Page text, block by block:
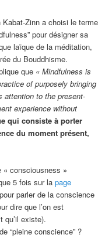
Kabat-Zinn a choisi le terme
pour désigner sa
laïque de la méditation,
du Bouddhisme.
que « Mindfulness is
of purposely bringing
attention to the present-
experience without
qui consiste à porter
du moment présent,
« consciousness »
5 fois sur la page
parler de la conscience
dire que l’on est
qu’il existe).
“pleine conscience” ?